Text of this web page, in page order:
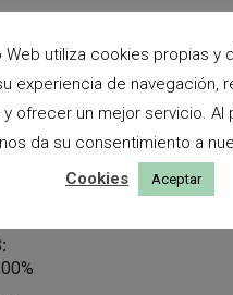
Tinto Roble
incluído)
MADRID
Web utiliza cookies propias y
experiencia de navegación,
y ofrecer un mejor servicio. Al
da su consentimiento a
Cookies
Aceptar